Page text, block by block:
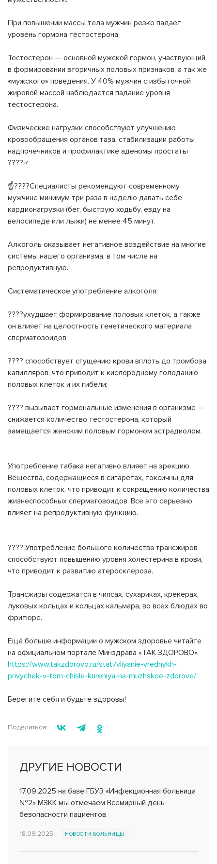
При повышении массы тела мужчин резко падает
уровень гормона тестостерона
Тестостерон — основной мужской гормон, участвующий
в формировании вторичных половых признаков, а так же
«мужского» поведения. У 40% мужчин с избыточной
жировой массой наблюдается падание уровня
тестостерона.
Физические нагрузки способствуют улучшению
кровообращения органов таза, стабилизации работы
надпочечников и профилактике аденомы простаты
????‍♂️
☝????Специалисты рекомендуют современному
мужчине минимум три раза в неделю давать себе
кардионагрузки (бег, быструю ходьбу, езду на
велосипеде или лыжи) не менее 45 минут.
Алкоголь оказывает негативное воздействие на многие
системы нашего организма, в том числе на
репродуктивную.
Систематическое употребление алкоголя:
????ухудшает формирование половых клеток, а также
он влияет на целостность генетического материала
сперматозоидов;
???? способствует сгущению крови вплоть до тромбоза
капилляров, что приводит к кислородному голоданию
половых клеток и их гибели;
???? вызывает гормональные изменения в организме —
снижается количество тестостерона, который
замещается женским половым гормоном эстрадиолом.
Употребление табака негативно влияет на эрекцию.
Вещества, содержащиеся в сигаретах, токсичны для
половых клеток, что приводит к сокращению количества
жизнеспособных сперматозоидов. Все это серьезно
влияет на репродуктивную функцию.
???? Употребление большого количества трансжиров
способствуют повышению уровня холестерина в крови,
что приводит к развитию атеросклероза.
Трансжиры содержатся в чипсах, сухариках, крекерах,
луковых кольцах и кольцах кальмара, во всех блюдах во
фритюре.
Ещё больше информации о мужском здоровье читайте
на официальном портале Минздрава «ТАК ЗДОРОВО»
https://www.takzdorovo.ru/stati/vliyanie-vrednykh-
privychek-v-tom-chisle-kureniya-na-muzhskoe-zdorove/
Берегите себя и будьте здоровы!
Поделиться:
ДРУГИЕ НОВОСТИ
17.09.2025 на базе ГБУЗ «Инфекционная больница
№2» МЗКК мы отмечаем Всемирный день
безопасности пациентов.
18.09.2025 НОВОСТИ БОЛЬНИЦЫ
Клинико-диагностическая лаборатория (КДЛ)
Инфекционное отделение №8
СВО
Как сообщить об отсутствии медицинского документа